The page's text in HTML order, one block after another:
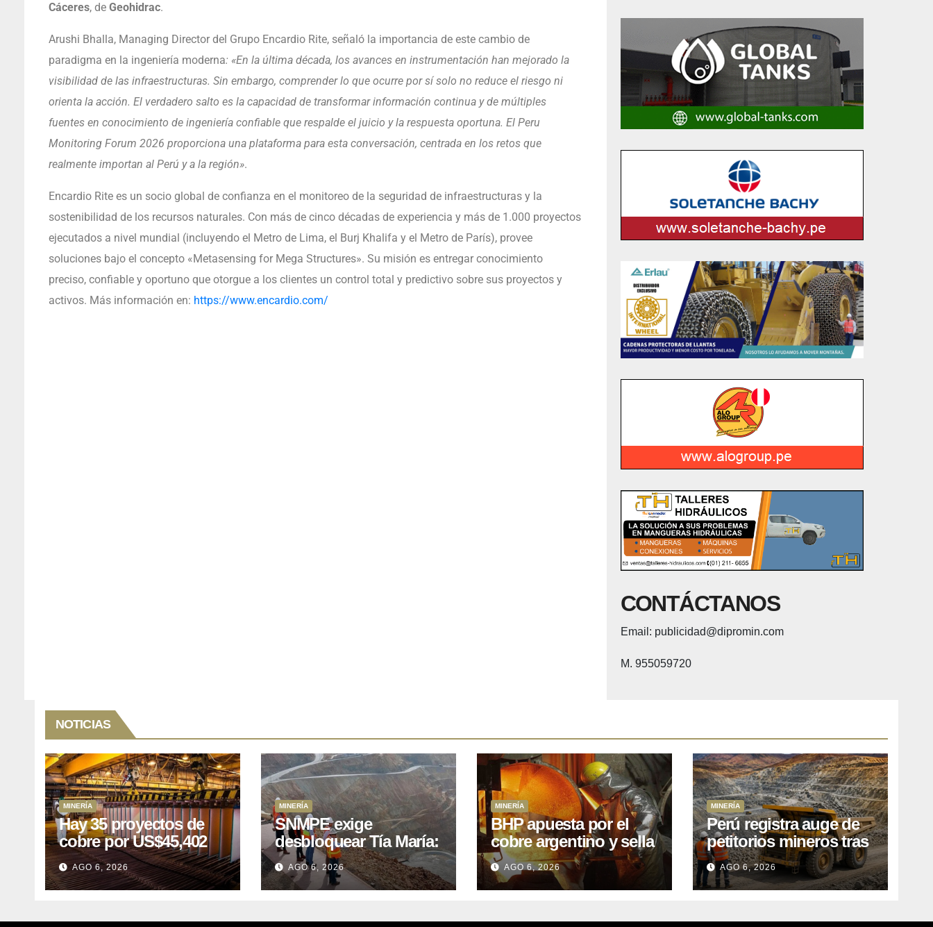
Cáceres, de Geohidrac.
Arushi Bhalla, Managing Director del Grupo Encardio Rite, señaló la importancia de este cambio de
paradigma en la ingeniería moderna: «En la última década, los avances en instrumentación han mejorado la
visibilidad de las infraestructuras. Sin embargo, comprender lo que ocurre por sí solo no reduce el riesgo ni
orienta la acción. El verdadero salto es la capacidad de transformar información continua y de múltiples
fuentes en conocimiento de ingeniería confiable que respalde el juicio y la respuesta oportuna. El Peru
Monitoring Forum 2026 proporciona una plataforma para esta conversación, centrada en los retos que
realmente importan al Perú y a la región».
Encardio Rite es un socio global de confianza en el monitoreo de la seguridad de infraestructuras y la
sostenibilidad de los recursos naturales. Con más de cinco décadas de experiencia y más de 1.000 proyectos
ejecutados a nivel mundial (incluyendo el Metro de Lima, el Burj Khalifa y el Metro de París), provee
soluciones bajo el concepto «Metasensing for Mega Structures». Su misión es entregar conocimiento
preciso, confiable y oportuno que otorgue a los clientes un control total y predictivo sobre sus proyectos y
activos. Más información en: https://www.encardio.com/
CONTÁCTANOS
Email: publicidad@dipromin.com
M. 955059720
NOTICIAS
MINERÍA
Hay 35 proyectos de
cobre por US$45,402
millones que Perú
puede aprovechar
AGO 6, 2026
MINERÍA
SNMPE exige
desbloquear Tía María:
el proyecto de
US$1.400M que Perú
lleva 15 años
AGO 6, 2026
MINERÍA
BHP apuesta por el
cobre argentino y sella
acuerdo con Kobrea
para siete proyecto
AGO 6, 2026
MINERÍA
Perú registra auge de
petitorios mineros tras
liberación de más de
mil concesiones para
explorar cobre y oro
AGO 6, 2026